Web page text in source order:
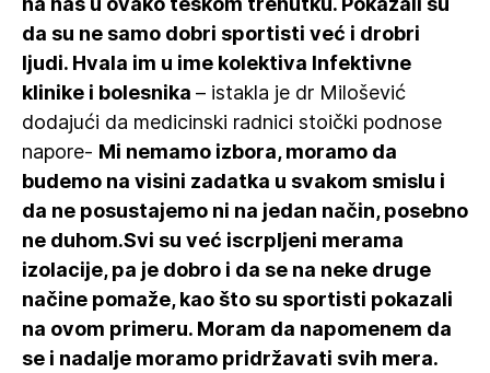
da su ne samo dobri sportisti već i drobri
ljudi. Hvala im u ime kolektiva Infektivne
klinike i bolesnika – istakla je dr Milošević
dodajući da medicinski radnici stoički podnose
napore- Mi nemamo izbora, moramo da
budemo na visini zadatka u svakom smislu i
da ne posustajemo ni na jedan način, posebno
ne duhom.Svi su već iscrpljeni merama
izolacije, pa je dobro i da se na neke druge
načine pomaže, kao što su sportisti pokazali
na ovom primeru. Moram da napomenem da
se i nadalje moramo pridržavati svih mera.